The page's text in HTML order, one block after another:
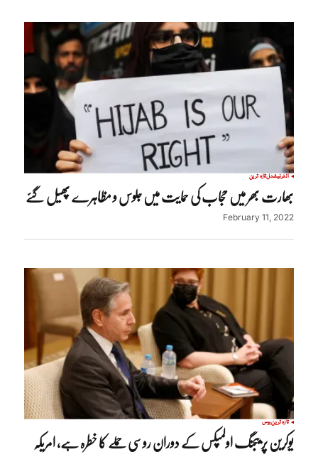
انٹرنیشنلتازہ ترین
بھارت بھر میں حجاب کی حمایت میں جلوس و مظاہرے پھیل گئے
February 11, 2022
تازہ ترینروس
یوکرین پر بیجنگ اولمپکس کے دوران روسی حملے کا خطرہ ہے، امریکہ